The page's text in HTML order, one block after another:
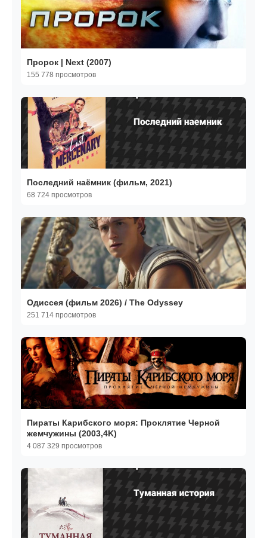
Пророк | Next (2007)
155 778 просмотров
Последний наёмник (фильм, 2021)
68 724 просмотров
Одиссея (фильм 2026) / The Odyssey
251 714 просмотров
Пираты Карибского моря: Проклятие Черной
жемчужины (2003,4K)
4 087 329 просмотров